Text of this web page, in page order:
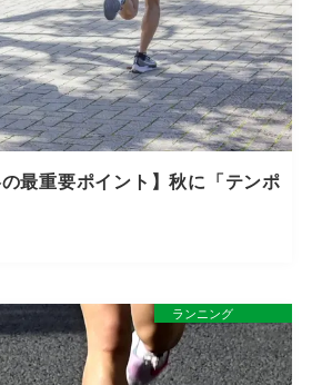
の最重要ポイント】秋に「テンポ
ランニング